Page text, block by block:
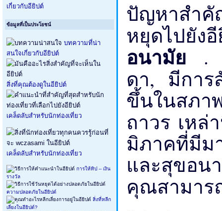
เกี่ยวกับอียิปต์
ข้อมูลที่เป็นประโยชน์
บทความที่น่า
สนใจเกี่ยวกับอียิปต์
สิ่งที่คุณต้องดูในอียิปต์
เคล็ดลับสำหรับนักท่องเที่ยว
เคล็ดลับสำหรับนักท่องเที่ยว
การให้ทิป -- เงิน
รางวัล
ความปลอดภัยในอียิปต์
สิ่งที่หลีก
เลี่ยงในอียิปต์?
ปัญหาสำคั
หยุดไปยั
อนามัย .
ดา, มีกา
ขึ้นในสภา
ถาวร เหล่
มิภาคท​​ี่มีม
และสุขอน
คุณสามา